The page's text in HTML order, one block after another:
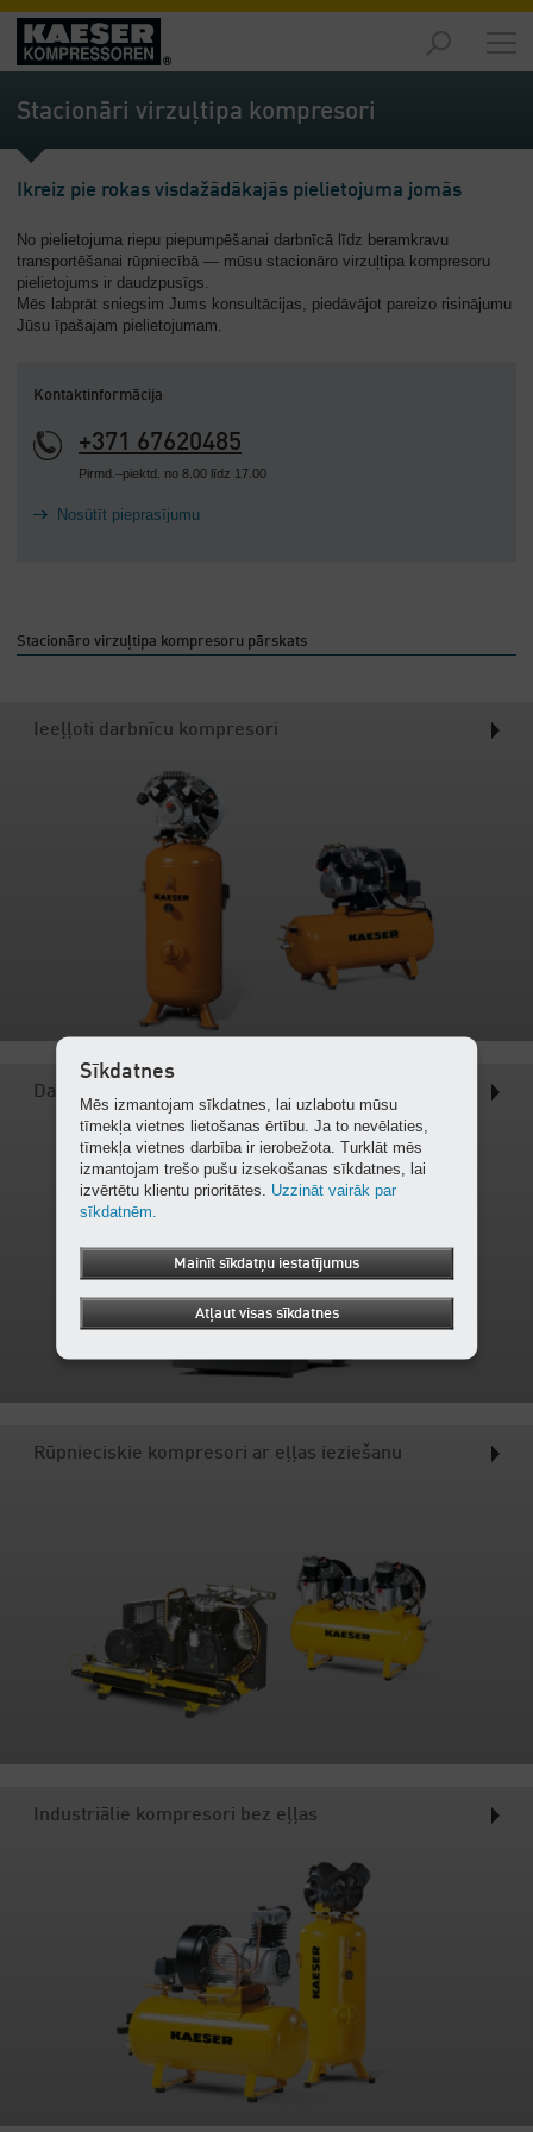
Izstrādājumi
-
Pārskats
-
Serviss
-
Pārskats
Stacionāri virzuļtipa kompresori
Ikreiz pie rokas visdažādākajās pielietojuma jomās
No pielietojuma riepu piepumpēšanai darbnīcā līdz beramkravu
transportēšanai rūpniecībā — mūsu stacionāro virzuļtipa kompresoru
pielietojums ir daudzpusīgs.
Mēs labprāt sniegsim Jums konsultācijas, piedāvājot pareizo risinājumu
Jūsu īpašajam pielietojumam.
Kontaktinformācija
+371 67620485
Pirmd.–piektd. no 8.00 līdz 17.00
Nosūtīt pieprasījumu
Stacionāro virzuļtipa kompresoru pārskats
Ieeļļoti darbnīcu kompresori
Darbnīcu kompresori bez eļļas
Rūpnieciskie kompresori ar eļļas ieziešanu
Industriālie kompresori bez eļļas
Sīkdatnes
Mēs izmantojam sīkdatnes, lai uzlabotu mūsu
tīmekļa vietnes lietošanas ērtību. Ja to nevēlaties,
tīmekļa vietnes darbība ir ierobežota. Turklāt mēs
izmantojam trešo pušu izsekošanas sīkdatnes, lai
izvērtētu klientu prioritātes. Uzzināt vairāk par
sīkdatnēm.
Mainīt sīkdatņu iestatījumus
Atļaut visas sīkdatnes